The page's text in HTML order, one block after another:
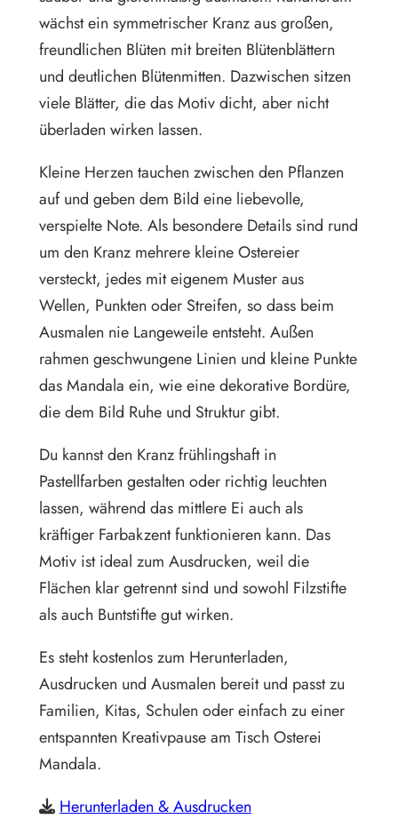
wächst ein symmetrischer Kranz aus großen,
freundlichen Blüten mit breiten Blütenblättern
und deutlichen Blütenmitten. Dazwischen sitzen
viele Blätter, die das Motiv dicht, aber nicht
überladen wirken lassen.
Kleine Herzen tauchen zwischen den Pflanzen
auf und geben dem Bild eine liebevolle,
verspielte Note. Als besondere Details sind rund
um den Kranz mehrere kleine Ostereier
versteckt, jedes mit eigenem Muster aus
Wellen, Punkten oder Streifen, so dass beim
Ausmalen nie Langeweile entsteht. Außen
rahmen geschwungene Linien und kleine Punkte
das Mandala ein, wie eine dekorative Bordüre,
die dem Bild Ruhe und Struktur gibt.
Du kannst den Kranz frühlingshaft in
Pastellfarben gestalten oder richtig leuchten
lassen, während das mittlere Ei auch als
kräftiger Farbakzent funktionieren kann. Das
Motiv ist ideal zum Ausdrucken, weil die
Flächen klar getrennt sind und sowohl Filzstifte
als auch Buntstifte gut wirken.
Es steht kostenlos zum Herunterladen,
Ausdrucken und Ausmalen bereit und passt zu
Familien, Kitas, Schulen oder einfach zu einer
entspannten Kreativpause am Tisch Osterei
Mandala.
Herunterladen & Ausdrucken